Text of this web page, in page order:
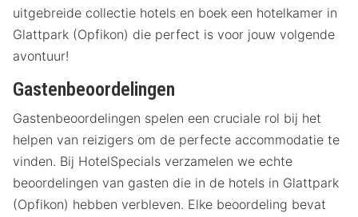
uitgebreide collectie hotels en boek een hotelkamer in
Glattpark (Opfikon) die perfect is voor jouw volgende
avontuur!
Gastenbeoordelingen
Gastenbeoordelingen spelen een cruciale rol bij het
helpen van reizigers om de perfecte accommodatie te
vinden. Bij HotelSpecials verzamelen we echte
beoordelingen van gasten die in de hotels in Glattpark
(Opfikon) hebben verbleven. Elke beoordeling bevat